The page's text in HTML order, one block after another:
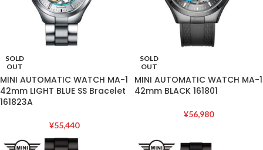
SOLD
OUT
MINI AUTOMATIC WATCH MA-1
42mm LIGHT BLUE SS Bracelet
161823A
¥55,440
SOLD
OUT
MINI AUTOMATIC WATCH MA-1
42mm BLACK 161801
¥56,980